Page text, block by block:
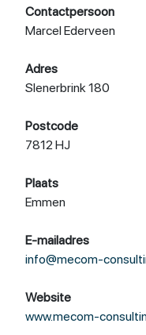
Contactpersoon
Marcel Ederveen
Adres
Slenerbrink 180
Postcode
7812 HJ
Plaats
Emmen
E-mailadres
info@mecom-
Website
www.mecom-